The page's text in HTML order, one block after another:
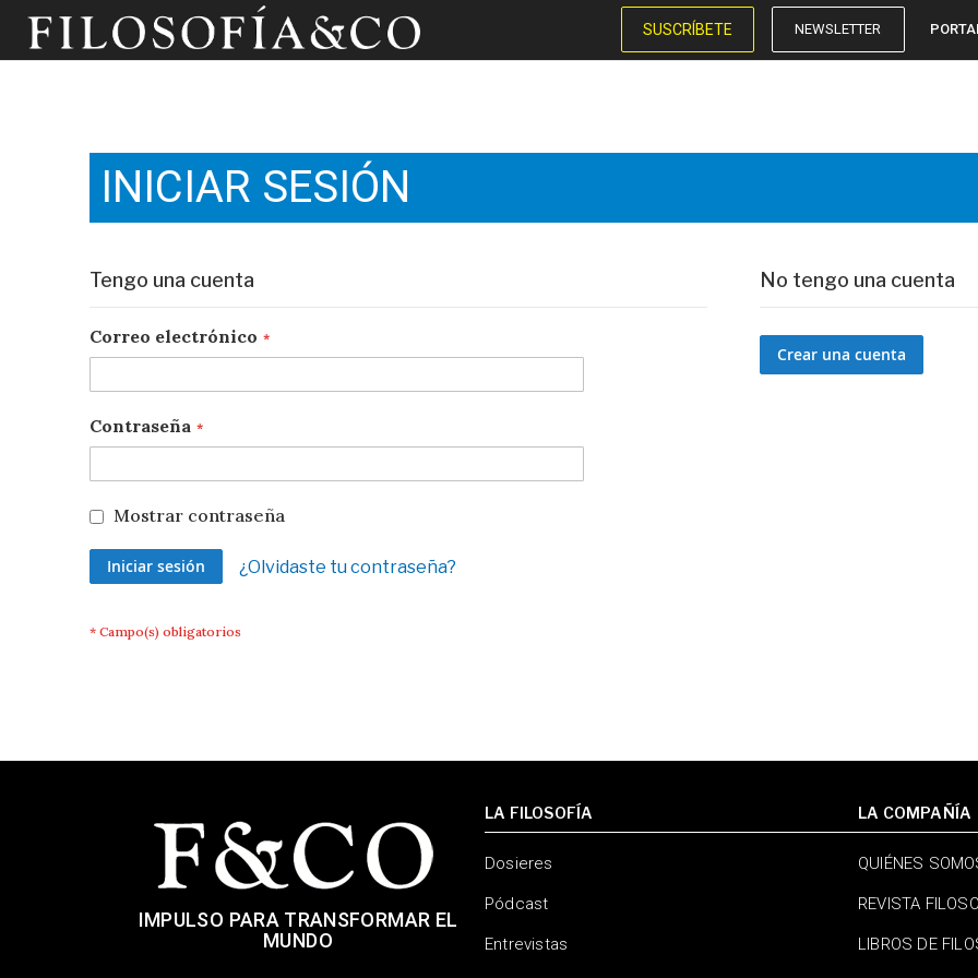
SUSCRÍBETE NEWSLETTER
INICIAR SESIÓN
Tengo una cuenta
Correo electrónico
Contraseña
Mostrar contraseña
Iniciar sesión ¿Olvidaste tu contraseña?
No tengo una cuenta
Crear una cuenta
IMPULSO PARA TRANSFORMAR EL
MUNDO
LA FILOSOFÍA
Dosieres
Pódcast
Entrevistas
LA COMPAÑÍA
QUIÉNES
REVISTA
LIBROS DE